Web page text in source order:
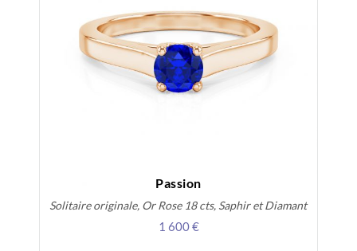
Passion
Solitaire originale, Or Rose 18 cts, Saphir et Diamant
1 600 €